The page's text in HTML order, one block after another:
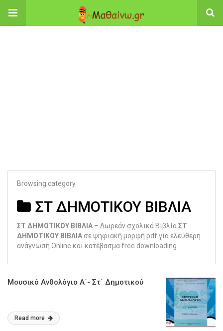
Browsing category
ΣΤ ΔΗΜΟΤΙΚΟΥ ΒΙΒΛΙΑ
ΣΤ ΔΗΜΟΤΙΚΟΥ ΒΙΒΛΙΑ – Δωρεάν σχολικά ΒιβλίαΣΤ
ΔΗΜΟΤΙΚΟΥ ΒΙΒΛΙΑ σε ψηφιακή μορφή pdf για ελεύθερη
ανάγνωση Online και κατέβασμα free downloading
Μουσικό Ανθολόγιο Α΄- Στ΄ Δημοτικού
Read more